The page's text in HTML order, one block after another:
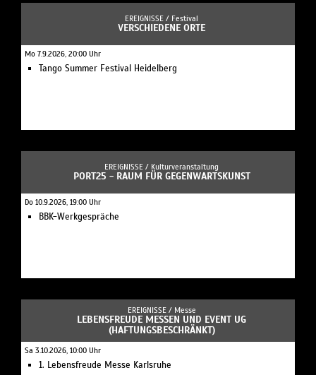
EREIGNISSE / Festival
VERSCHIEDENE ORTE
Mo 7.9.2026, 20:00 Uhr
Tango Summer Festival Heidelberg
EREIGNISSE / Kulturveranstaltung
PORT25 - RAUM FÜR GEGENWARTSKUNST
Do 10.9.2026, 19:00 Uhr
BBK-Werkgespräche
EREIGNISSE / Messe
LEBENSFREUDE MESSEN UND EVENT UG
(HAFTUNGSBESCHRÄNKT)
Sa 3.10.2026, 10:00 Uhr
1. Lebensfreude Messe Karlsruhe